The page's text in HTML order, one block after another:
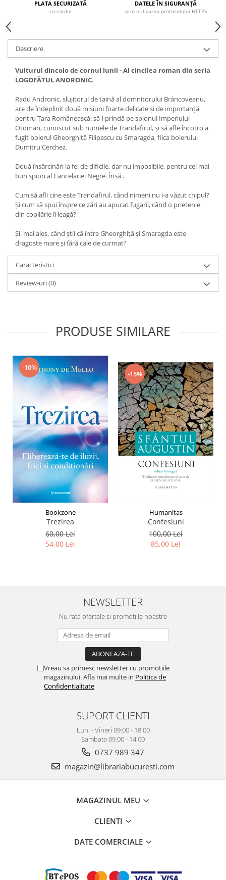
PLATA SECURIZATĂ
cu cardul
DATELE ÎN SIGURANȚĂ
prin utilizarea protocolului HTTPS
Descriere
Vulturul dincolo de cornul lunii - Al cincilea roman din seria
LOGOFĂTUL ANDRONIC.
Radu Andronic, slujitorul de taină al domnitorului Brâncoveanu,
are de îndeplinit două misiuni foarte delicate și de importanță
pentru Țara Românească: să-l prindă pe spionul Imperiului
Otoman, cunoscut sub numele de Trandafirul, și să afle încotro a
fugit boierul Gheorghiță Filipescu cu Smaragda, fiica boierului
Dumitru Cerchez.
Două însărcinări la fel de dificile, dar nu imposibile, pentru cel mai
bun spion al Cancelariei Negre. Însă...
Cum să afli cine este Trandafirul, când nimeni nu i-a văzut chipul?
Și cum să spui înspre ce zări au apucat fugarii, când o prietenie
din copilărie îi leagă?
Și, mai ales, când știi că între Gheorghiță și Smaragda este
dragoste mare și fără cale de curmat?
Caracteristici
Review-uri(0)
PRODUSE SIMILARE
-10%
Bookzone
Trezirea
60,00 Lei
54,00 Lei
-15%
Humanitas
Confesiuni
100,00 Lei
85,00 Lei
NEWSLETTER
Nu rata ofertele si promotiile noastre
Vreau sa primesc newsletter cu promotiile
magazinului. Afla mai multe in Politica de
Confidentialitate
SUPORT CLIENTI
Luni - Vineri 09:00 - 18:00
Sambata 09.00 - 14.00
0737 989 347
magazin@librariabucuresti.com
MAGAZINUL MEU
CLIENTI
DATE COMERCIALE